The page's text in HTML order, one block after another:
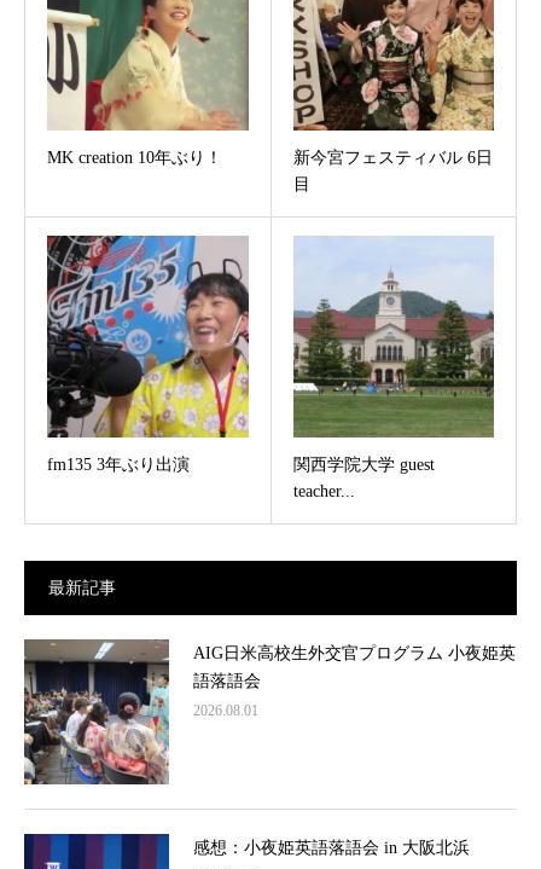
MK creation 10年ぶり！
新今宮フェスティバル 6日
目
fm135 3年ぶり出演
関西学院大学 guest
teacher...
最新記事
AIG日米高校生外交官プログラム 小夜姫英
語落語会
2026.08.01
感想：小夜姫英語落語会 in 大阪北浜